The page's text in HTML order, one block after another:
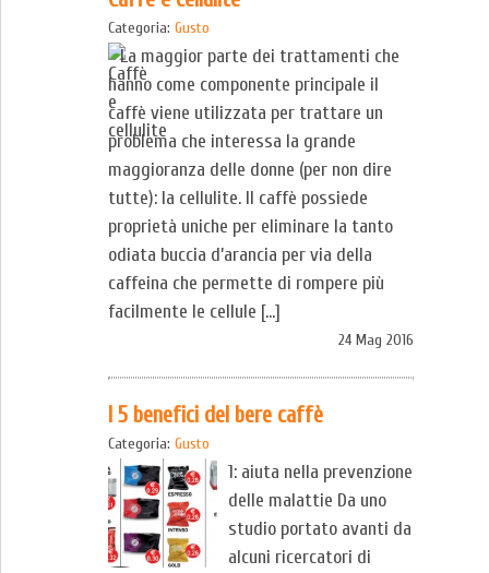
Categoria: Gusto
La maggior parte dei trattamenti che
hanno come componente principale il
caffè viene utilizzata per trattare un
problema che interessa la grande
maggioranza delle donne (per non dire
tutte): la cellulite. Il caffè possiede
proprietà uniche per eliminare la tanto
odiata buccia d’arancia per via della
caffeina che permette di rompere più
facilmente le cellule […]
24 Mag 2016
I 5 benefici del bere caffè
Categoria: Gusto
1: aiuta nella prevenzione
delle malattie Da uno
studio portato avanti da
alcuni ricercatori di